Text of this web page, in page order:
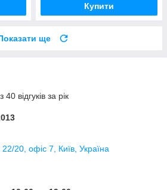
Купити
ще
відгуків за рік
20, офіс 7, Київ, Україна